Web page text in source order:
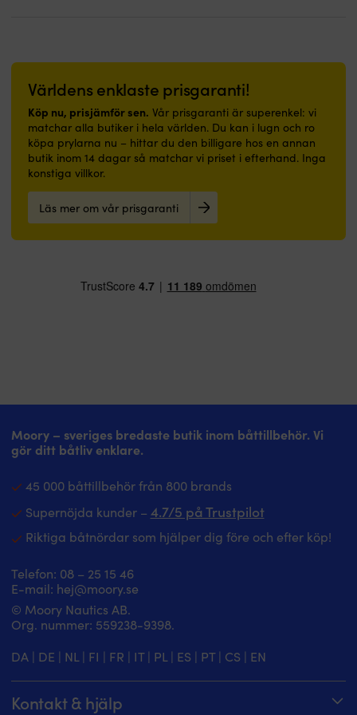
Världens enklaste prisgaranti!
Köp nu, prisjämför sen. Vår prisgaranti är superenkel: vi
matchar alla butiker i hela världen. Du kan i lugn och ro
köpa prylarna nu – hittar du den billigare hos en annan
butik inom 14 dagar så matchar vi priset i efterhand. Inga
konstiga villkor.
Läs mer om vår prisgaranti
Moory – sveriges bredaste butik inom båttillbehör. Vi
gör ditt båtliv enklare.
45 000 båttillbehör från 800 brands
Supernöjda kunder – 4.7/5 på Trustpilot
Riktiga båtnördar som hjälper dig före och efter köp!
Telefon: 08 – 25 15 46
E-mail: hej@moory.se
© Moory Nautics AB.
Org. nummer: 5‍59238-9398.
DA | DE | NL | FI | FR | IT| PL | ES | PT| CS | EN
Kontakt & hjälp